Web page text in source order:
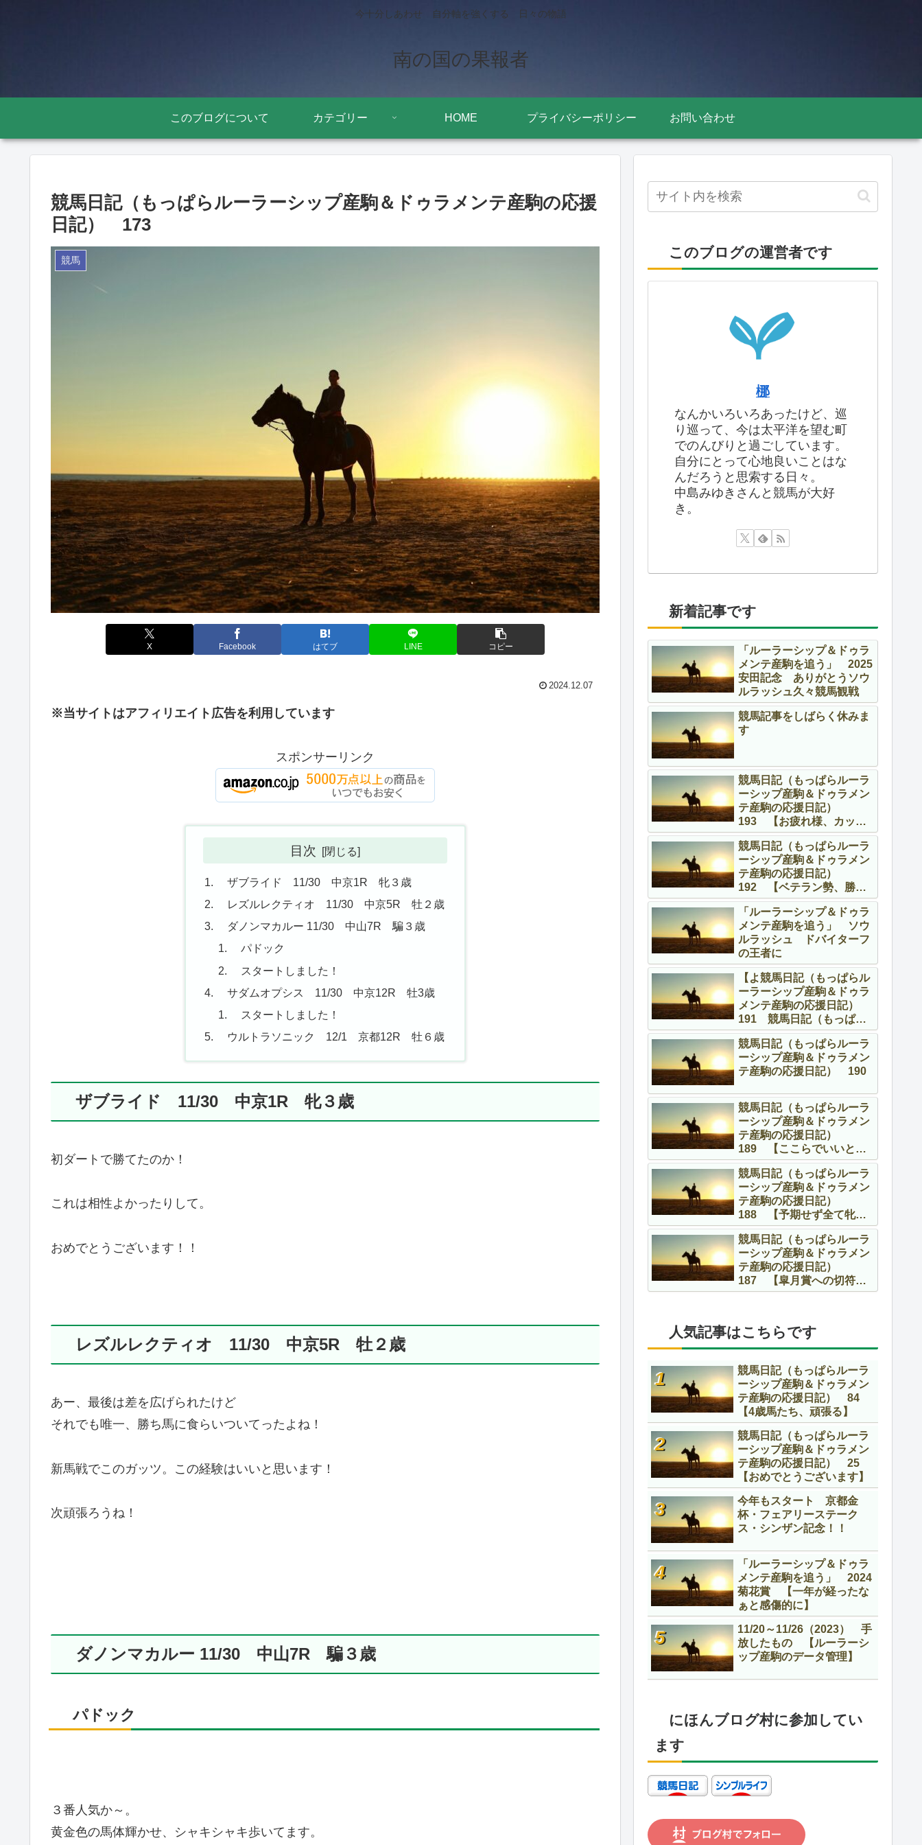
今十分しあわせ 自分軸を強くする 日々の物語
南の国の果報者
このブログについて カテゴリー HOME プライバシーポリシー お問い合わせ
競馬日記（もっぱらルーラーシップ産駒＆ドゥラメンテ産駒の応援
日記） 173
競馬
X Facebook はてブ LINE コピー
2024.12.07
※当サイトはアフィリエイト広告を利用しています
スポンサーリンク
目次
ザブライド 11/30 中京1R 牝３歳
レズルレクティオ 11/30 中京5R 牡２歳
ダノンマカルー 11/30 中山7R 騙３歳
パドック
スタートしました！
サダムオプシス 11/30 中京12R 牡3歳
スタートしました！
ウルトラソニック 12/1 京都12R 牡６歳
ザブライド 11/30 中京1R 牝３歳
初ダートで勝てたのか！
これは相性よかったりして。
おめでとうございます！！
レズルレクティオ 11/30 中京5R 牡２歳
あー、最後は差を広げられたけど
それでも唯一、勝ち馬に食らいついてったよね！
新馬戦でこのガッツ。この経験はいいと思います！
次頑張ろうね！
ダノンマカルー 11/30 中山7R 騙３歳
パドック
３番人気か～。
黄金色の馬体輝かせ、シャキシャキ歩いてます。
このブログの運営者です
梛
なんかいろいろあったけど、巡
り巡って、今は太平洋を望む町
でのんびりと過ごしています。
自分にとって心地良いことはな
んだろうと思索する日々。
中島みゆきさんと競馬が大好
き。
新着記事です
「ルーラーシップ＆ドゥラ
メンテ産駒を追う」 2025
安田記念 ありがとうソウ
ルラッシュ久々競馬観戦
競馬記事をしばらく休みま
す
競馬日記（もっぱらルーラ
ーシップ産駒＆ドゥラメン
テ産駒の応援日記）
193 【お疲れ様、カッコ
よかったよ】
競馬日記（もっぱらルーラ
ーシップ産駒＆ドゥラメン
テ産駒の応援日記）
192 【ベテラン勢、勝
つ！！】
「ルーラーシップ＆ドゥラ
メンテ産駒を追う」 ソウ
ルラッシュ ドバイターフ
の王者に
【よ競馬日記（もっぱらル
ーラーシップ産駒＆ドゥラ
メンテ産駒の応援日記）
191 競馬日記（もっぱら
ルーラーシップ産駒＆ドゥ
ラメンテ産駒の応援日
記） 191 【よくやって
る、頑張ってる！】
競馬日記（もっぱらルーラ
ーシップ産駒＆ドゥラメン
テ産駒の応援日記） 190
競馬日記（もっぱらルーラ
ーシップ産駒＆ドゥラメン
テ産駒の応援日記）
189 【ここらでいいとこ
ろを】
競馬日記（もっぱらルーラ
ーシップ産駒＆ドゥラメン
テ産駒の応援日記）
188 【予期せず全て牝馬
の話】
競馬日記（もっぱらルーラ
ーシップ産駒＆ドゥラメン
テ産駒の応援日記）
187 【皐月賞への切符を
かけて】
人気記事はこちらです
競馬日記（もっぱらルーラ
ーシップ産駒＆ドゥラメン
テ産駒の応援日記） 84
【4歳馬たち、頑張る】
競馬日記（もっぱらルーラ
ーシップ産駒＆ドゥラメン
テ産駒の応援日記） 25
【おめでとうございます】
今年もスタート 京都金
杯・フェアリーステーク
ス・シンザン記念！！
「ルーラーシップ＆ドゥラ
メンテ産駒を追う」 2024
菊花賞 【一年が経ったな
ぁと感傷的に】
11/20～11/26（2023） 手
放したもの 【ルーラーシ
ップ産駒のデータ管理】
にほんブログ村に参加してい
ます